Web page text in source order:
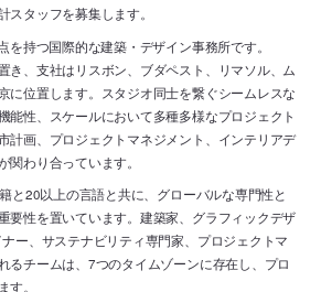
スタッフを募集します。
を持つ国際的な建築・デザイン事務所です。
き、支社はリスボン、ブダペスト、リマソル、ム
に位置します。スタジオ同士を繋ぐシームレスな
能性、スケールにおいて多種多様なプロジェクト
計画、プロジェクトマネジメント、インテリアデ
関わり合っています。
と20以上の言語と共に、グローバルな専門性と
要性を置いています。建築家、グラフィックデザ
ー、サステナビリティ専門家、プロジェクトマ
るチームは、7つのタイムゾーンに存在し、プロ
す。